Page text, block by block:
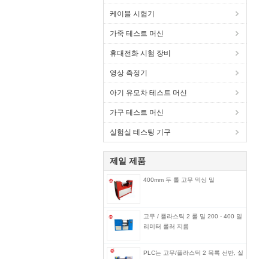
케이블 시험기
가죽 테스트 머신
휴대전화 시험 장비
영상 측정기
아기 유모차 테스트 머신
가구 테스트 머신
실험실 테스팅 기구
제일 제품
400mm 두 롤 고무 믹싱 밀
고무 / 플라스틱 2 롤 밀 200 - 400 밀
리미터 롤러 지름
PLC는 고무/플라스틱 2 목록 선반, 실